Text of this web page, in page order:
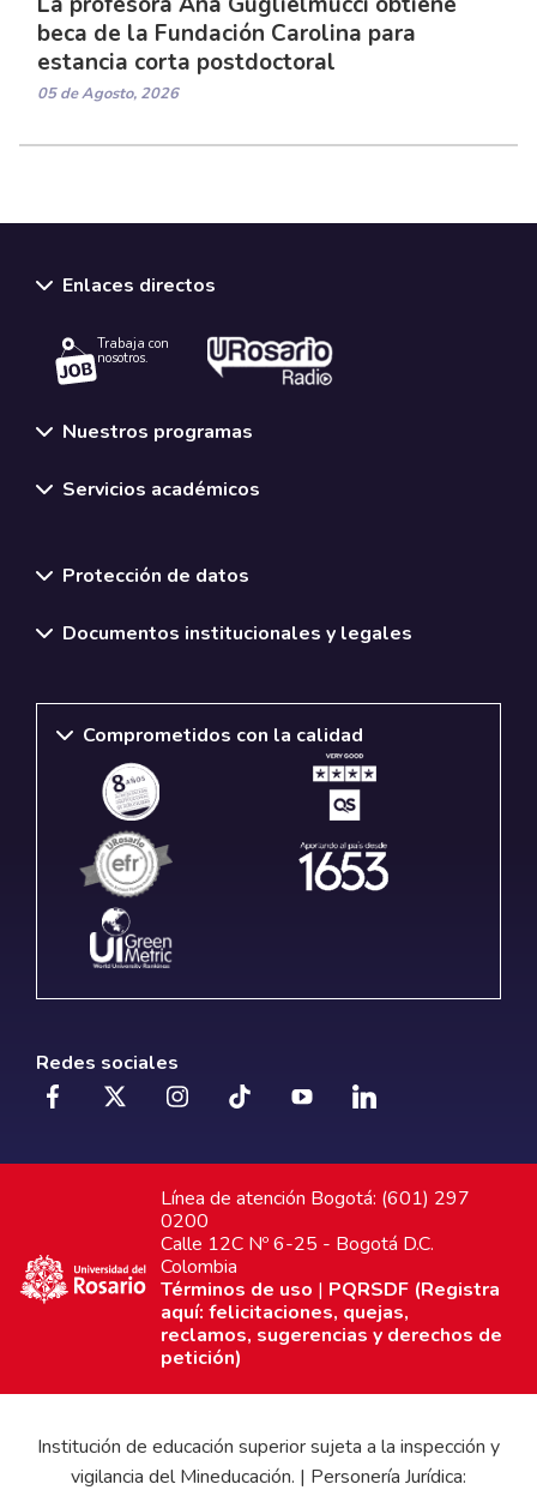
beca de la Fundación Carolina para
estancia corta postdoctoral
05 de Agosto, 2026
Enlaces directos
Trabaja con
nosotros.
Nuestros programas
Servicios académicos
Protección de datos
Documentos institucionales y legales
Comprometidos con la calidad
Redes sociales
Línea de atención Bogotá: (601) 297
0200
Calle 12C Nº 6-25 - Bogotá D.C.
Colombia
Términos de uso | PQRSDF (Registra
aquí: felicitaciones, quejas,
reclamos, sugerencias y derechos de
petición)
Institución de educación superior sujeta a la inspección y
vigilancia del Mineducación. | Personería Jurídica: